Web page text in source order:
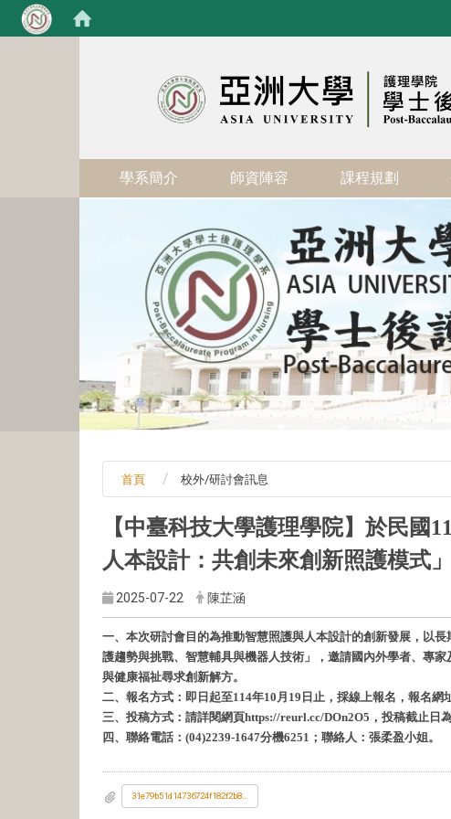
學系簡介 師資陣容 課程規劃
首頁 校外/研討會訊息
【中臺科技大學護理學院】於民國
人本設計：共創未來創新照護模式」
2025-07-22 陳芷涵
一、本次研討會目的為推動智慧照護與人本設計的創新發展，以
護趨勢與挑戰、智慧輔具與機器人技術」，邀請國內外學者、專
與健康福祉尋求創新解方。
二、報名方式：即日起至114年10月19日止，採線上報名，報名網
三、投稿方式：請詳閱網頁https://reurl.cc/DOn2O5，投稿截止日
四、聯絡電話：(04)2239-1647分機6251；聯絡人：張柔盈小姐。
31e79b51d14736724f182f2b8f5b9b66_1141201238_1_1_第17屆國際學術研討會議程.pdf